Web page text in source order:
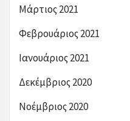
Μάρτιος 2021
Φεβρουάριος 2021
Ιανουάριος 2021
Δεκέμβριος 2020
Νοέμβριος 2020